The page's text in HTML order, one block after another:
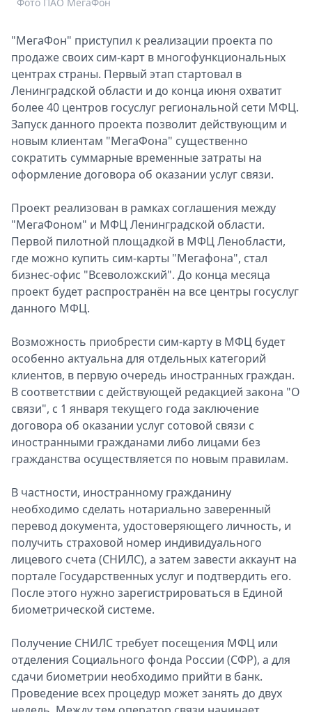
Выборы
2026
Скачай
Metro
"МегаФон" приступил к реализации проекта по
продаже своих сим-карт в многофункциональных
центрах страны. Первый этап стартовал в
Ленинградской области и до конца июня охватит
более 40 центров госуслуг региональной сети МФЦ.
Запуск данного проекта позволит действующим и
новым клиентам "МегаФона" существенно
сократить суммарные временные затраты на
оформление договора об оказании услуг связи.
Проект реализован в рамках соглашения между
"МегаФоном" и МФЦ Ленинградской области.
Первой пилотной площадкой в МФЦ Ленобласти,
где можно купить сим-карты "Мегафона", стал
бизнес-офис "Всеволожский". До конца месяца
проект будет распространён на все центры госуслуг
данного МФЦ.
Возможность приобрести сим-карту в МФЦ будет
особенно актуальна для отдельных категорий
клиентов, в первую очередь иностранных граждан.
В соответствии с действующей редакцией закона "О
связи", с 1 января текущего года заключение
договора об оказании услуг сотовой связи с
иностранными гражданами либо лицами без
гражданства осуществляется по новым правилам.
В частности, иностранному гражданину
необходимо сделать нотариально заверенный
перевод документа, удостоверяющего личность, и
получить страховой номер индивидуального
лицевого счета (СНИЛС), а затем завести аккаунт на
портале Государственных услуг и подтвердить его.
После этого нужно зарегистрироваться в Единой
биометрической системе.
Получение СНИЛС требует посещения МФЦ или
отделения Социального фонда России (СФР), а для
сдачи биометрии необходимо прийти в банк.
Проведение всех процедур может занять до двух